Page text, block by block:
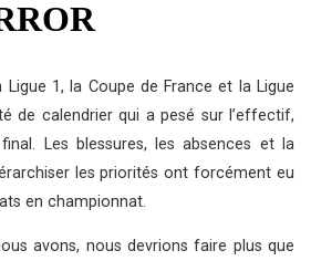
Ligue 1, la Coupe de France et la Ligue
de calendrier qui a pesé sur l’effectif,
Les blessures, les absences et la
les priorités ont forcément eu
en championnat.
avons, nous devrions faire plus que